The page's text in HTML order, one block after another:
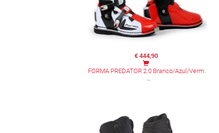
€ 444,90
FORMA PREDATOR 2.0 Branco/Azul/Verm.